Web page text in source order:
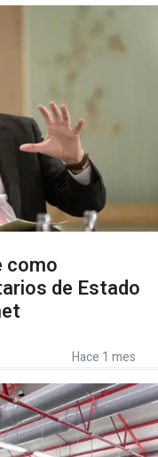
como
de Estado
Hace 1 mes